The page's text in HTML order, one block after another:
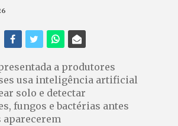
a produtores
usa inteligência artificial
solo e detectar
fungos e bactérias antes
aparecerem